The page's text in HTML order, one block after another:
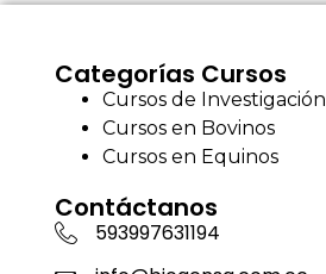
Categorías Cursos
Cursos de Investigación
Cursos en Bovinos
Cursos en Equinos
Contáctanos
593997631194